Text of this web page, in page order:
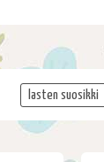
lasten suosikki